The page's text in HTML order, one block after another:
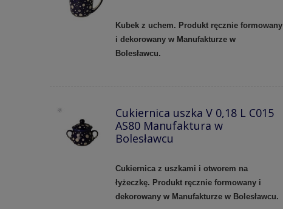
Kubek z uchem. Produkt ręcznie formowany
i dekorowany w Manufakturze w
Bolesławcu.
Cukiernica uszka V 0,18 L C015
AS80 Manufaktura w
Bolesławcu
Cukiernica z uszkami i otworem na
łyżeczkę. Produkt ręcznie formowany i
dekorowany w Manufakturze w Bolesławcu.